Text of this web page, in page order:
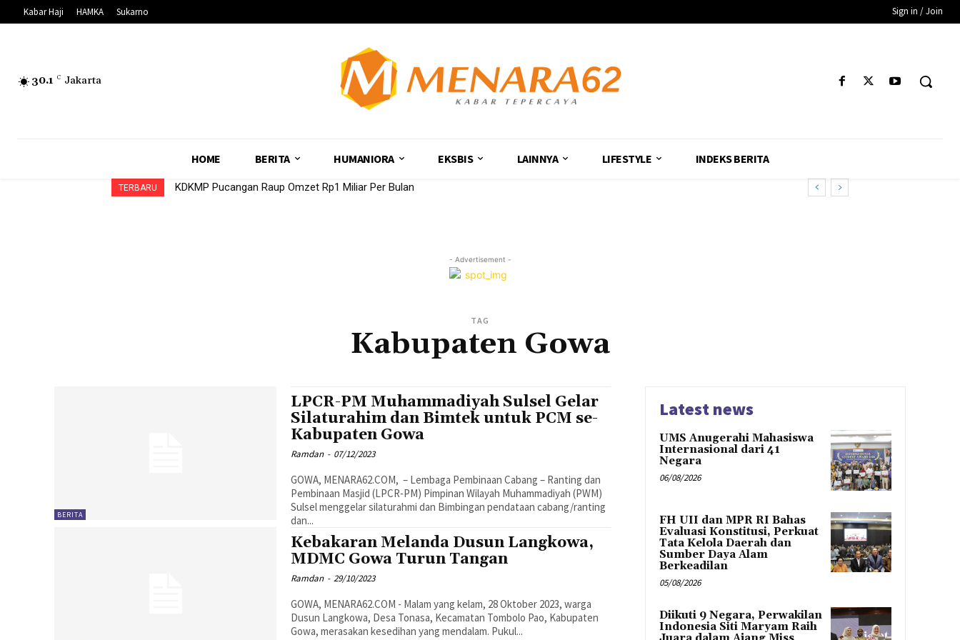
Kabar Haji HAMKA Sukarno Sign in / Join
30.1 C Jakarta
HOME BERITA HUMANIORA EKSBIS LAINNYA LIFESTYLE INDEKS BERITA
TERBARU KDKMP Pucangan Raup Omzet Rp1 Miliar Per Bulan
- Advertisement -
TAG
Kabupaten Gowa
BERITA
LPCR-PM Muhammadiyah Sulsel Gelar
Silaturahim dan Bimtek untuk PCM se-
Kabupaten Gowa
Ramdan - 07/12/2023
GOWA, MENARA62.COM, – Lembaga Pembinaan Cabang – Ranting dan
Pembinaan Masjid (LPCR-PM) Pimpinan Wilayah Muhammadiyah (PWM)
Sulsel menggelar silaturahmi dan Bimbingan pendataan cabang/ranting
dan...
Kebakaran Melanda Dusun Langkowa,
MDMC Gowa Turun Tangan
Ramdan - 29/10/2023
GOWA, MENARA62.COM - Malam yang kelam, 28 Oktober 2023, warga
Dusun Langkowa, Desa Tonasa, Kecamatan Tombolo Pao, Kabupaten
Gowa, merasakan kesedihan yang mendalam. Pukul...
Latest news
UMS Anugerahi Mahasiswa
Internasional dari 41
Negara
06/08/2026
FH UII dan MPR RI Bahas
Evaluasi Konstitusi, Perkuat
Tata Kelola Daerah dan
Sumber Daya Alam
Berkeadilan
05/08/2026
Diikuti 9 Negara, Perwakilan
Indonesia Siti Maryam Raih